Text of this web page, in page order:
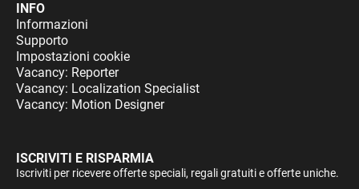
INFO
Informazioni
Supporto
Impostazioni cookie
Vacancy: Reporter
Vacancy: Localization Specialist
Vacancy: Motion Designer
ISCRIVITI E RISPARMIA
Iscriviti per ricevere offerte speciali, regali gratuiti e offerte uniche.